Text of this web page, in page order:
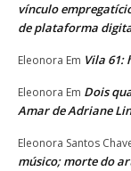
vínculo
de plataforma
Eleonora Em Vila 61:
Eleonora Em Dois
Amar de Adriane
Eleonora Santos
músico; morte do